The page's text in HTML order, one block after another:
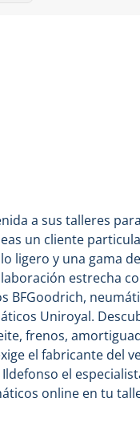
a sus talleres
un cliente
ligero y una gama
estrecha
BFGoodrich,
Uniroyal.
frenos,
el fabricante del
el
online en tu